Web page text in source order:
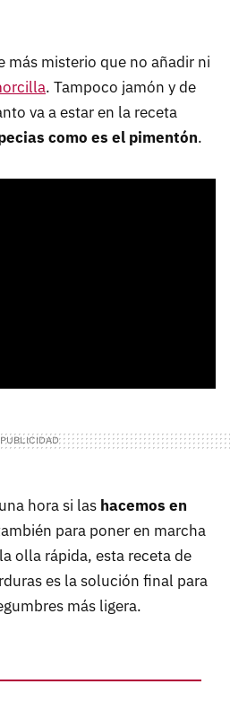
más misterio que no añadir ni
. Tampoco jamón y de
va a estar en la receta
como es el pimentón.
hora si las hacemos en
para poner en marcha
olla rápida, esta receta de
es la solución final para
más ligera.